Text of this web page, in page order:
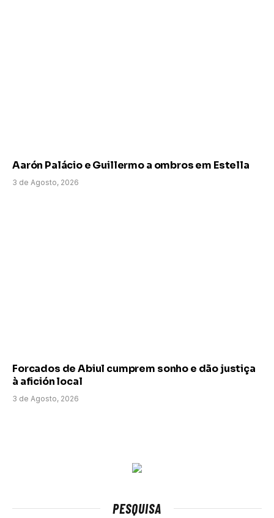
Aarón Palácio e Guillermo a ombros em Estella
3 de Agosto, 2026
Forcados de Abiul cumprem sonho e dão justiça
à afición local
3 de Agosto, 2026
PESQUISA